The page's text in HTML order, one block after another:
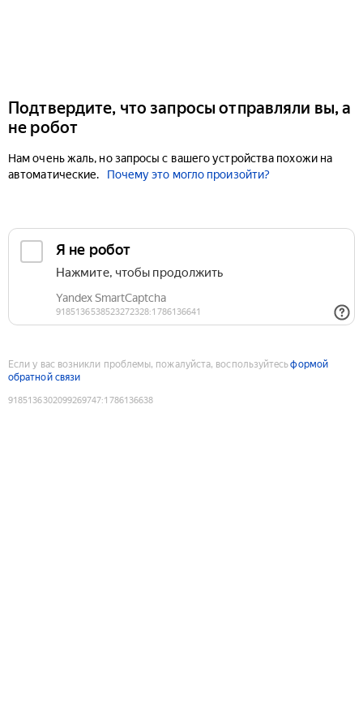
Подтвердите, что запросы отправляли вы, а
не робот
Нам очень жаль, но запросы с вашего устройства похожи на
автоматические.
Почему это могло произойти?
Если у вас возникли проблемы, пожалуйста, воспользуйтесьформой
обратной связи
9185136302099269747:1786136638